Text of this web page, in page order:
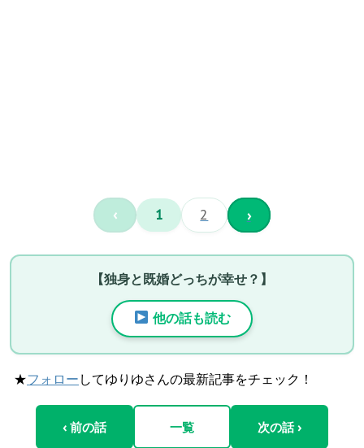
‹ 1 2 ›
【独身と既婚どっちが幸せ？】
他の話も読む
★フォロー してゆりゆさんの最新記事をチェック！
‹ 前の話 一覧 次の話 ›